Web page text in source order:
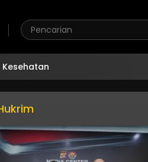
Kesehatan